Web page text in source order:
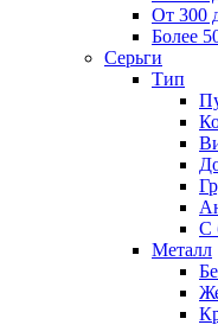
От 300
Более
Серьги
Тип
С
Металл